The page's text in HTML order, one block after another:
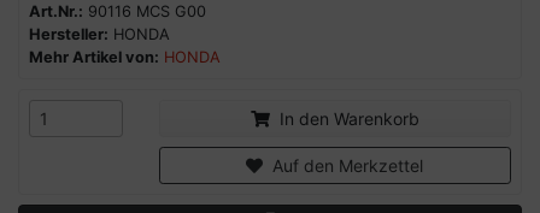
Art.Nr.: 90116 MCS G00
Hersteller: HONDA
Mehr Artikel von: HONDA
In den Warenkorb
Auf den Merkzettel